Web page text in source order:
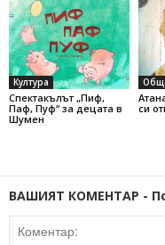
Култура
Спектакълът „Пиф,
Паф, Пуф“ за децата в
Шумен
си
ВАШИЯТ КОМЕНТАР -